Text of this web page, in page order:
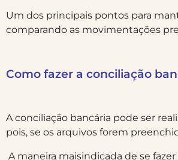
Um dos principais pontos para
comparando as movimentações
Como fazer a conciliação
A conciliação bancária pode ser
pois, se os arquivos forem
A maneira maisindicada de se